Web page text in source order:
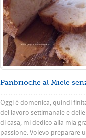
Panbrioche al Miele
Oggi è domenica, quindi
del lavoro settimanale e
di casa, mi dedico alla mia
passione. Volevo preparare